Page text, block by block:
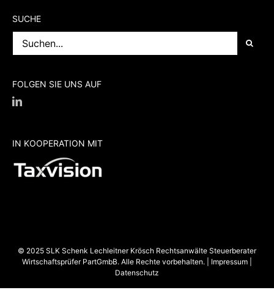
SUCHE
Suche
nach:
FOLGEN SIE UNS AUF
IN KOOPERATION MIT
© 2025 SLK Schenk Lechleitner Krösch Rechtsanwälte Steuerberater
Wirtschaftsprüfer PartGmbB. Alle Rechte vorbehalten. | Impressum |
Datenschutz